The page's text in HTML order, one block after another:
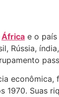
África e o
Rússia,
1970. Suas